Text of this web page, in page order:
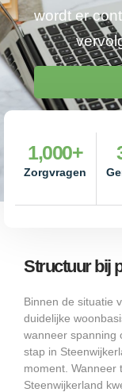
wordt er
Zorgvragen
1,000+
Structuur bij
Binnen de situatie
duidelijke
wanneer spanning
stap in
moment. Wanneer
Steenwijkerland